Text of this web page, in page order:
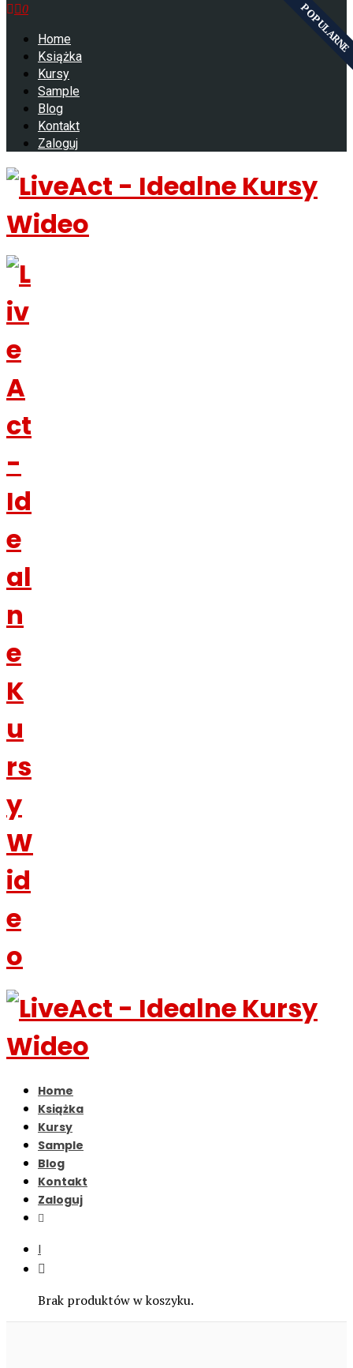
0
Home
Książka
Kursy
Sample
Blog
Kontakt
Zaloguj
Home
Książka
Kursy
Sample
Blog
Kontakt
Zaloguj
I
Brak produktów w koszyku.
POPULARNE